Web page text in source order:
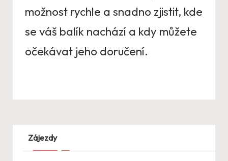
možnost rychle a snadno zjistit, kde
se váš balík nachází a kdy můžete
očekávat jeho doručení.
Zájezdy